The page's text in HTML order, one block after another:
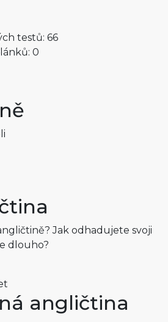
testů: 66
0
Jak odhadujete svoji
dlouho?
angličtina